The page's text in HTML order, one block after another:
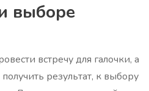
выборе
встречу для галочки, а
результат, к выбору